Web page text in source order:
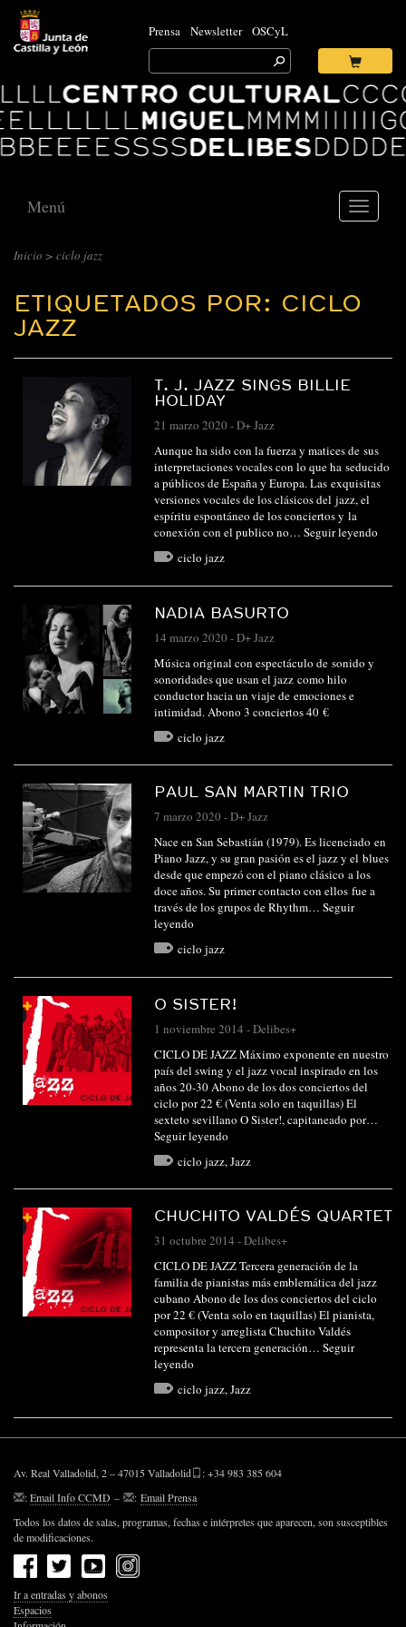
Prensa Newsletter OSCyL
Search
for:
Ok
Centro
Cultural
Miguel
Delibes
Toggle
Menú
Inicio > ciclo jazz
ETIQUETADOS POR: CICLO
JAZZ
T. J. JAZZ SINGS BILLIE
HOLIDAY
21 marzo 2020 -D+ Jazz
Aunque ha sido con la fuerza y matices de sus
interpretaciones vocales con lo que ha seducido
a públicos de España y Europa. Las exquisitas
versiones vocales de los clásicos del jazz, el
espíritu espontáneo de los conciertos y la
conexión con el publico no… Seguir leyendo
ciclo jazz
NADIA BASURTO
14 marzo 2020 -D+ Jazz
Música original con espectáculo de sonido y
sonoridades que usan el jazz como hilo
conductor hacia un viaje de emociones e
intimidad. Abono 3 conciertos 40 €
ciclo jazz
PAUL SAN MARTIN TRIO
7 marzo 2020 -D+ Jazz
Nace en San Sebastián (1979). Es licenciado en
Piano Jazz, y su gran pasión es el jazz y el blues
desde que empezó con el piano clásico a los
doce años. Su primer contacto con ellos fue a
través de los grupos de Rhythm… Seguir
leyendo
ciclo jazz
O SISTER!
1 noviembre 2014 -Delibes+
CICLO DE JAZZ Máximo exponente en nuestro
país del swing y el jazz vocal inspirado en los
años 20-30 Abono de los dos conciertos del
ciclo por 22 € (Venta solo en taquillas) El
sexteto sevillano O Sister!, capitaneado por…
Seguir leyendo
ciclo jazz, Jazz
CHUCHITO VALDÉS QUARTET
31 octubre 2014 -Delibes+
CICLO DE JAZZ Tercera generación de la
familia de pianistas más emblemática del jazz
cubano Abono de los dos conciertos del ciclo
por 22 € (Venta solo en taquillas) El pianista,
compositor y arreglista Chuchito Valdés
representa la tercera generación… Seguir
leyendo
ciclo jazz,Jazz
Av. Real Valladolid, 2 – 47015 Valladolid
: +34 983 385 604
:Email Info CCMD – : Email Prensa
Todos los datos de salas, programas, fechas e intérpretes que aparecen, son susceptibles
de modificaciones.
Ir a entradas y abonos
Espacios